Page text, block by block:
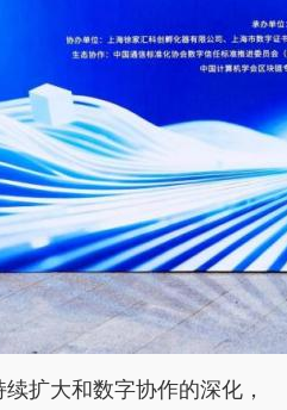
扩大和数字协作的深化，